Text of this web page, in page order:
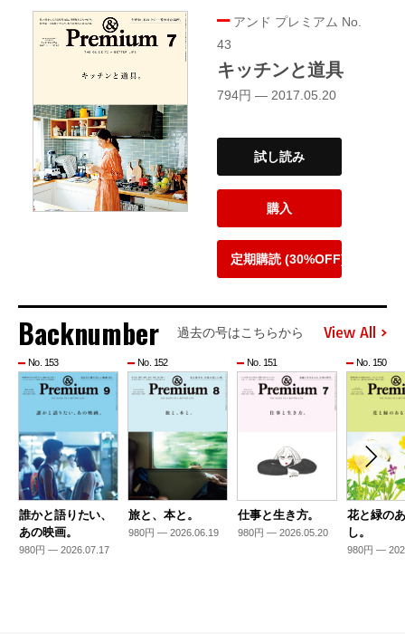
アンド プレミアム No.
43
キッチンと道具
794円 — 2017.05.20
試し読み
購入
定期購読 (30%OFF)
Backnumber 過去の号はこちらから View All
No. 153
誰かと語りたい、
あの映画。
980円 — 2026.07.17
No. 152
旅と、本と。
980円 — 2026.06.19
No. 151
仕事と生き方。
980円 — 2026.05.20
No. 150
花と緑の
し。
980円 —